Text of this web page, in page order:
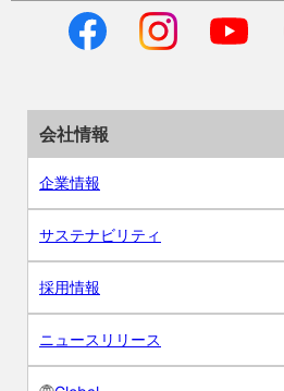
会社情報
企業情報
サステナビリティ
採用情報
ニュースリリース